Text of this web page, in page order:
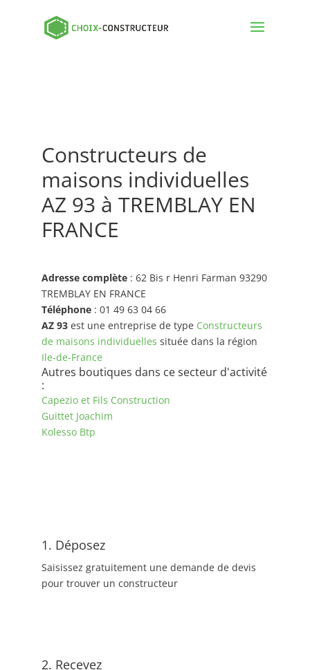
Constructeurs de
maisons individuelles
AZ 93 à TREMBLAY EN
FRANCE
Adresse complète: 62 Bis r Henri Farman 93290
TREMBLAY EN FRANCE
Téléphone: 01 49 63 04 66
AZ 93est une entreprise de type Constructeurs
de maisons individuelles située dans la région
Ile-de-France
Autres boutiques dans ce secteur d'activité
:
Capezio et Fils Construction
Guittet Joachim
Kolesso Btp
1. Déposez
Saisissez gratuitement une demande de devis
pour trouver un constructeur
2. Recevez